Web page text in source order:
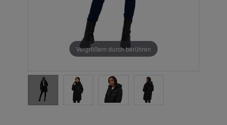
Vergrößern durch berühren